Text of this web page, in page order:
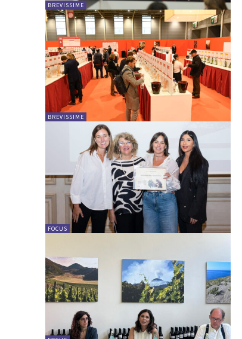
BREVISSIME
BREVISSIME
FOCUS